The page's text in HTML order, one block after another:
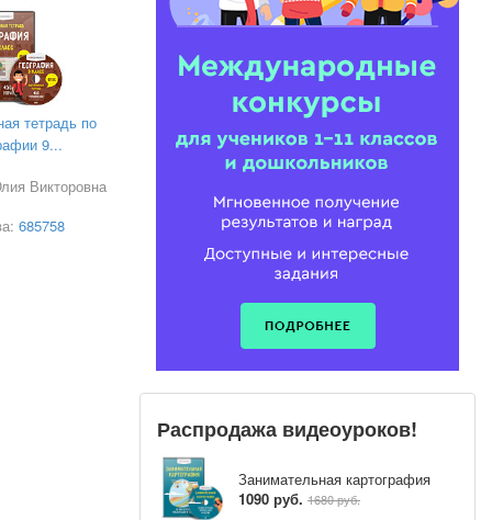
тетрадь по
9...
Викторовна
685758
Распродажа видеоуроков!
Занимательная картография
1090 руб. 1680 руб.